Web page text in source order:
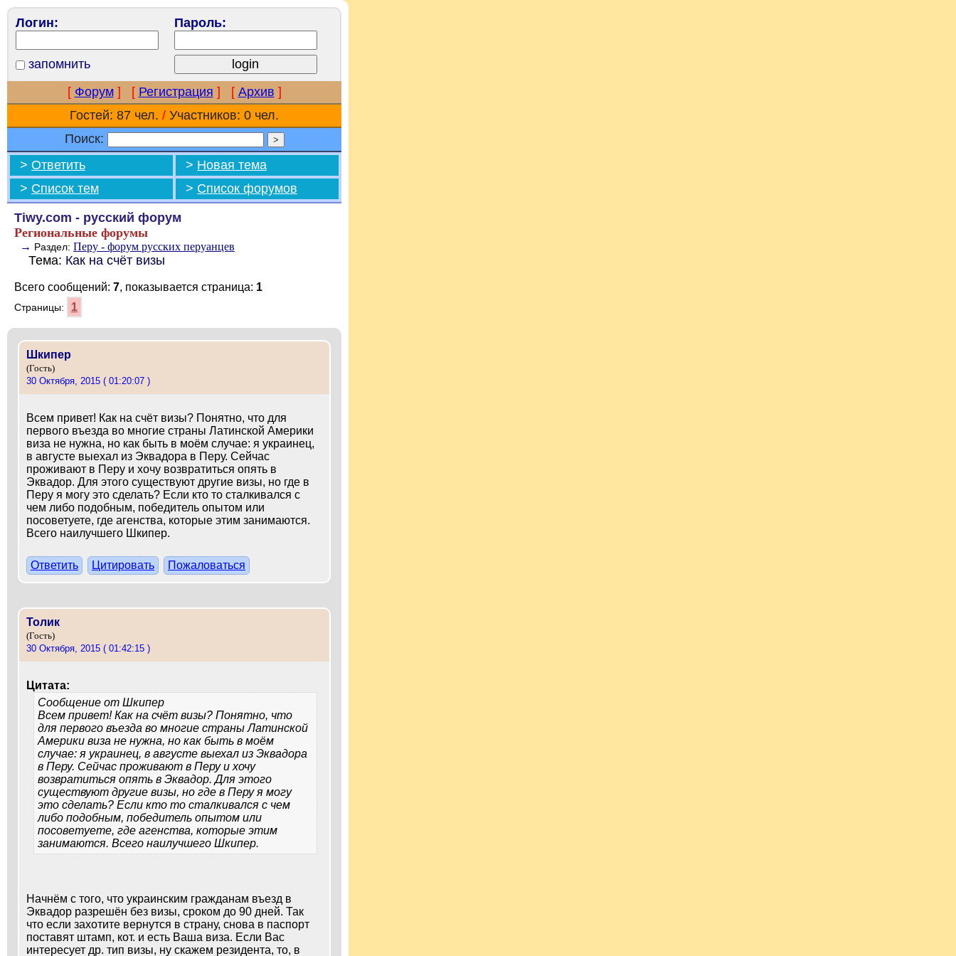
Логин: Пароль:
запомнить
[ Форум ] [ Регистрация ] [ Архив ]
Гостей: 87 чел. / Участников: 0 чел.
Поиск:
> Ответить > Новая тема
> Список тем > Список форумов
Tiwy.com - русский форум
Региональные форумы
→ Раздел: Перу - форум русских перуанцев
Тема: Как на счёт визы
Всего сообщений: 7, показывается страница: 1
Страницы: 1
Шкипер
(Гость)
30 Октября, 2015 ( 01:20:07 )
Всем привет! Как на счёт визы? Понятно, что для
первого въезда во многие страны Латинской Америки
виза не нужна, но как быть в моём случае: я украинец,
в августе выехал из Эквадора в Перу. Сейчас
проживают в Перу и хочу возвратиться опять в
Эквадор. Для этого существуют другие визы, но где в
Перу я могу это сделать? Если кто то сталкивался с
чем либо подобным, победитель опытом или
посоветуете, где агенства, которые этим занимаются.
Всего наилучшего Шкипер.
Ответить Цитировать Пожаловаться
Толик
(Гость)
30 Октября, 2015 ( 01:42:15 )
Цитата:
Сообщение от Шкипер
Всем привет! Как на счёт визы? Понятно, что
для первого въезда во многие страны Латинской
Америки виза не нужна, но как быть в моём
случае: я украинец, в августе выехал из Эквадора
в Перу. Сейчас проживают в Перу и хочу
возвратиться опять в Эквадор. Для этого
существуют другие визы, но где в Перу я могу
это сделать? Если кто то сталкивался с чем
либо подобным, победитель опытом или
посоветуете, где агенства, которые этим
занимаются. Всего наилучшего Шкипер.
Начнём с того, что украинским гражданам въезд в
Эквадор разрешён без визы, сроком до 90 дней. Так
что если захотите вернутся в страну, снова в паспорт
поставят штамп, кот. и есть Ваша виза. Если Вас
интересует др. тип визы, ну скажем резидента, то, в